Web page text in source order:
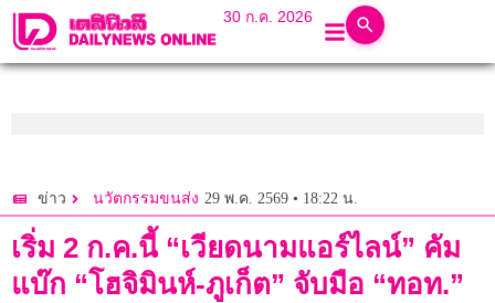
30 ก.ค. 2026
ข่าว นวัตกรรมขนส่ง 29 พ.ค. 2569 • 18:22 น.
เริ่ม 2 ก.ค.นี้ “เวียดนามแอร์ไลน์” คัม
แบ๊ก “โฮจิมินห์-ภูเก็ต” จับมือ “ทอท.”